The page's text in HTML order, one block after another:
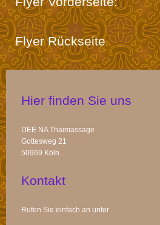
Flyer Rückseite
Hier finden Sie uns
DEE NA Thaimassage
Gottesweg 21
50969 Köln
Kontakt
Rufen Sie einfach an unter